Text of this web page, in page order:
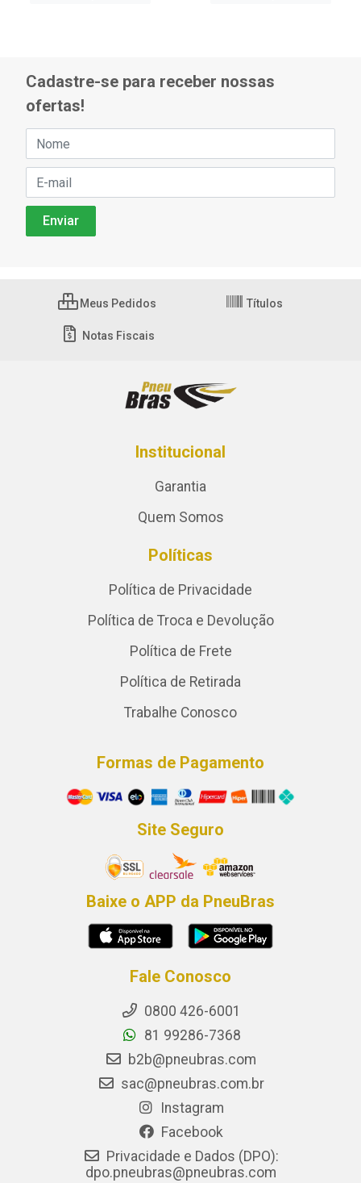
Cadastre-se para receber nossas
ofertas!
Meus Pedidos Títulos
Notas Fiscais
Institucional
Garantia
Quem Somos
Políticas
Política de Privacidade
Política de Troca e Devolução
Política de Frete
Política de Retirada
Trabalhe Conosco
Formas de Pagamento
Site Seguro
Baixe o APP da PneuBras
Fale Conosco
0800 426-6001
81 99286-7368
b2b@pneubras.com
sac@pneubras.com.br
Instagram
Facebook
Privacidade e Dados (DPO):
dpo.pneubras@pneubras.com